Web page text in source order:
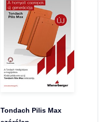
Tondach Pilis Max